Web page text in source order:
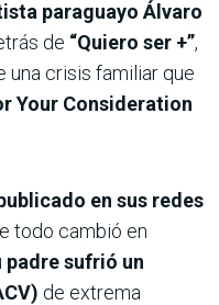
paraguayo Álvaro
de “Quiero ser +”,
una crisis familiar que
Your Consideration
en sus redes
todo cambió en
padre sufrió un
de extrema